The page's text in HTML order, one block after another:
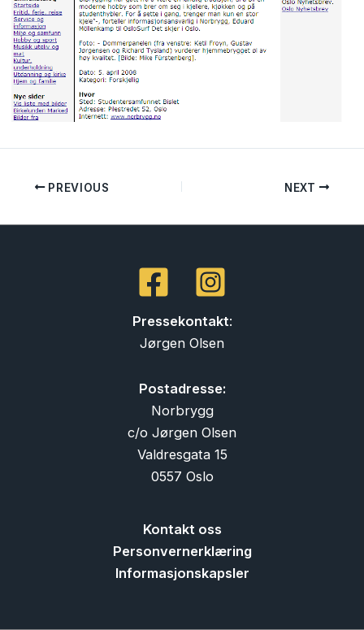
PREVIOUS NEXT
Pressekontakt:
Jørgen Olsen
Postadresse:
Norbrygg
c/o Jørgen Olsen
Valdresgata 15
0557 Oslo
Kontakt oss
Personvernerklæring
Informasjonskapsler